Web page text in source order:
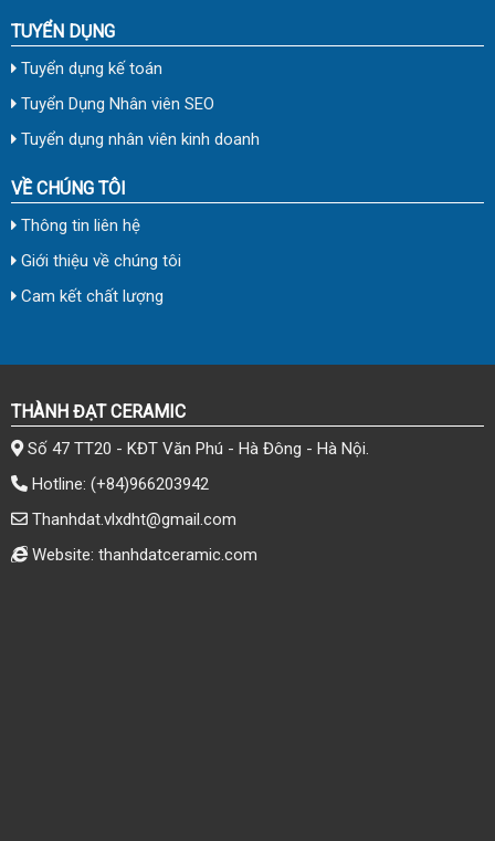
TUYỂN DỤNG
Tuyển dụng kế toán
Tuyển Dụng Nhân viên SEO
Tuyển dụng nhân viên kinh doanh
VỀ CHÚNG TÔI
Thông tin liên hệ
Giới thiệu về chúng tôi
Cam kết chất lượng
THÀNH ĐẠT CERAMIC
Số 47 TT20 - KĐT Văn Phú - Hà Đông - Hà Nội.
Hotline: (+84)966203942
Thanhdat.vlxdht@gmail.com
Website: thanhdatceramic.com